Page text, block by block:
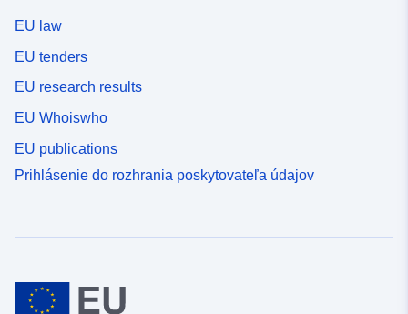
EU law
EU tenders
EU research results
EU Whoiswho
EU publications
Prihlásenie do rozhrania poskytovateľa údajov